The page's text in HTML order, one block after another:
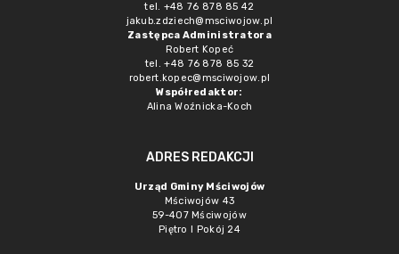
tel. +48 76 878 85 42
jakub.zdziech@msciwojow.pl
Zastępca Administratora
Robert Kopeć
tel. +48 76 878 85 32
robert.kopec@msciwojow.pl
Współredaktor:
Alina Woźnicka-Koch
ADRES REDAKCJI
Urząd Gminy Mściwojów
Mściwojów 43
59-407 Mściwojów
Piętro I Pokój 24